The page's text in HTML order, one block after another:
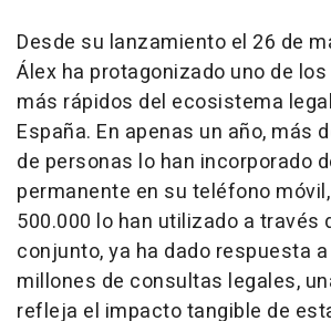
Desde su lanzamiento el 26 de
Álex ha protagonizado uno de
más rápidos del ecosistema
España. En apenas un año, más
de personas lo han incorporado
permanente en su teléfono
500.000 lo han utilizado a través
conjunto, ya ha dado respuesta
millones de consultas legales,
refleja el impacto tangible de